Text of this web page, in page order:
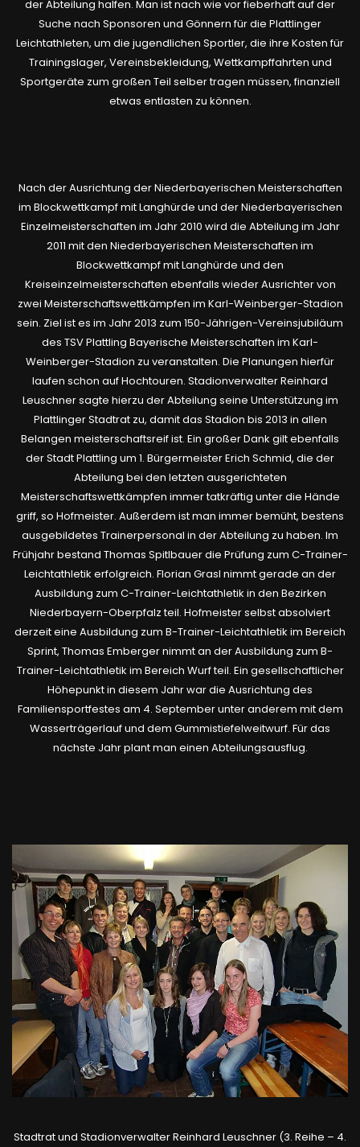
der Abteilung halfen. Man ist nach wie vor fieberhaft auf der
Suche nach Sponsoren und Gönnern für die Plattlinger
Leichtathleten, um die jugendlichen Sportler, die ihre Kosten für
Trainingslager, Vereinsbekleidung, Wettkampffahrten und
Sportgeräte zum großen Teil selber tragen müssen, finanziell
etwas entlasten zu können.
Nach der Ausrichtung der Niederbayerischen Meisterschaften
im Blockwettkampf mit Langhürde und der Niederbayerischen
Einzelmeisterschaften im Jahr 2010 wird die Abteilung im Jahr
2011 mit den Niederbayerischen Meisterschaften im
Blockwettkampf mit Langhürde und den
Kreiseinzelmeisterschaften ebenfalls wieder Ausrichter von
zwei Meisterschaftswettkämpfen im Karl-Weinberger-Stadion
sein. Ziel ist es im Jahr 2013 zum 150-Jährigen-Vereinsjubiläum
des TSV Plattling Bayerische Meisterschaften im Karl-
Weinberger-Stadion zu veranstalten. Die Planungen hierfür
laufen schon auf Hochtouren. Stadionverwalter Reinhard
Leuschner sagte hierzu der Abteilung seine Unterstützung im
Plattlinger Stadtrat zu, damit das Stadion bis 2013 in allen
Belangen meisterschaftsreif ist. Ein großer Dank gilt ebenfalls
der Stadt Plattling um 1. Bürgermeister Erich Schmid, die der
Abteilung bei den letzten ausgerichteten
Meisterschaftswettkämpfen immer tatkräftig unter die Hände
griff, so Hofmeister. Außerdem ist man immer bemüht, bestens
ausgebildetes Trainerpersonal in der Abteilung zu haben. Im
Frühjahr bestand Thomas Spitlbauer die Prüfung zum C-Trainer-
Leichtathletik erfolgreich. Florian Grasl nimmt gerade an der
Ausbildung zum C-Trainer-Leichtathletik in den Bezirken
Niederbayern-Oberpfalz teil. Hofmeister selbst absolviert
derzeit eine Ausbildung zum B-Trainer-Leichtathletik im Bereich
Sprint, Thomas Emberger nimmt an der Ausbildung zum B-
Trainer-Leichtathletik im Bereich Wurf teil. Ein gesellschaftlicher
Höhepunkt in diesem Jahr war die Ausrichtung des
Familiensportfestes am 4. September unter anderem mit dem
Wasserträgerlauf und dem Gummistiefelweitwurf. Für das
nächste Jahr plant man einen Abteilungsausflug.
Stadtrat und Stadionverwalter Reinhard Leuschner (3. Reihe – 4.